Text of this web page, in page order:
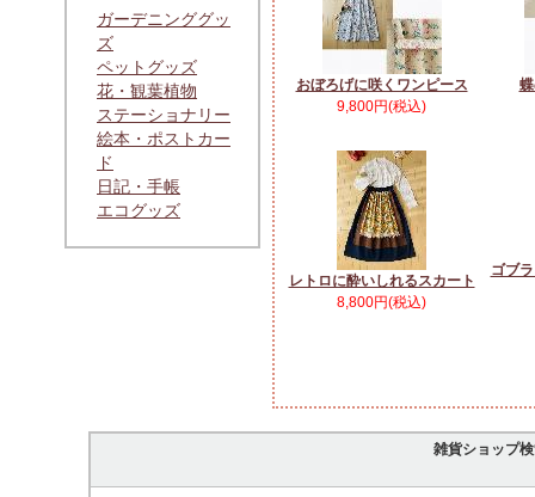
ガーデニンググッ
ズ
ペットグッズ
花・観葉植物
ステーショナリー
絵本・ポストカー
ド
日記・手帳
エコグッズ
おぼろげに咲くワンピース
9,800円(税込)
レトロに酔いしれるスカート
8,800円(税込)
ゴブ
雑貨ショップ